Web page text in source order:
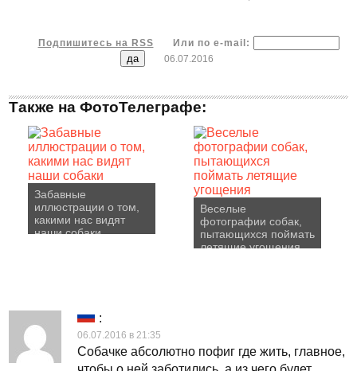
Подпишитесь на RSS
Или по e-mail:
06.07.2016
Также на ФотоТелеграфе:
Забавные
иллюстрации о том,
какими нас видят
наши собаки
Веселые
фотографии собак,
пытающихся поймать
летящие угощения
:
06.07.2016 в 21:35
Собачке абсолютно пофиг где жить, главное,